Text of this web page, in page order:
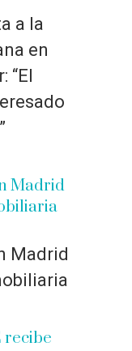
a la
en
“El
Madrid